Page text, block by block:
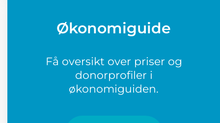
Økonomiguide
Få oversikt over priser og
donorprofiler i
økonomiguiden.